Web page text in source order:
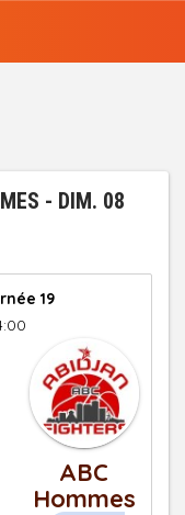
- DIM. 08
19
ABC
Hommes